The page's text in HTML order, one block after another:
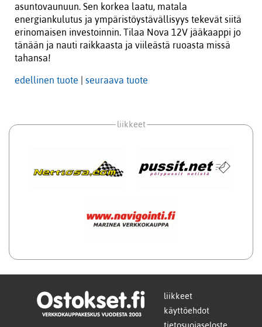
asuntovaunuun. Sen korkea laatu, matala
energiankulutus ja ympäristöystävällisyys tekevät siitä
erinomaisen investoinnin. Tilaa Nova 12V jääkaappi jo
tänään ja nauti raikkaasta ja viileästä ruoasta missä
tahansa!
edellinen tuote seuraava tuote
liikkeet
liikkeet
käyttöehdot